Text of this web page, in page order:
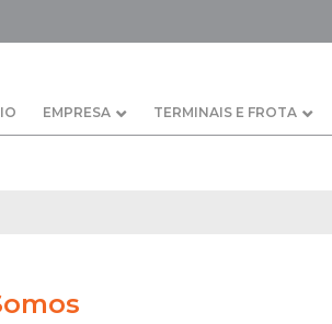
EMPRESA TERMINAIS E FROTA